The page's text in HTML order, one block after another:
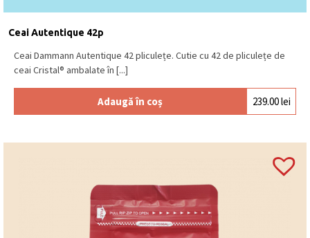
Ceai Autentique 42p
Ceai Dammann Autentique 42 pliculețe. Cutie cu 42 de pliculețe de
ceai Cristal® ambalate în [...]
Adaugă în coș 239.00lei